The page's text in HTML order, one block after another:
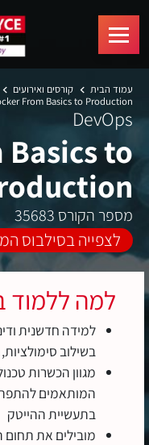
עמוד הבית קורסים ואירועים
From Basics to Production
DevOps
Basics to
מספר הקורס 35683
לצפייה בסילבוס
למה ללמוד
למידה חדשנית
בשילוב
מגוון הכשרות
המותאמים
בתעשיית ההייטק
מובילים את